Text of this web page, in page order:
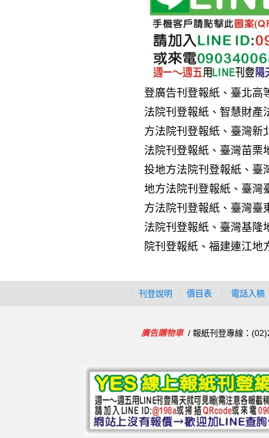
登廣告刊登報紙、臺北高
法院刊登報紙、智慧財產
方法院刊登報紙、臺灣新
法院刊登報紙、臺灣苗栗
投地方法院刊登報紙、臺
地方法院刊登報紙、臺灣
方法院刊登報紙、臺灣臺
法院刊登報紙、臺灣基隆
院刊登報紙、福建連江地
刊登說明 價目表 電話入稿
廣告購物車/ 報紙刊登專線：